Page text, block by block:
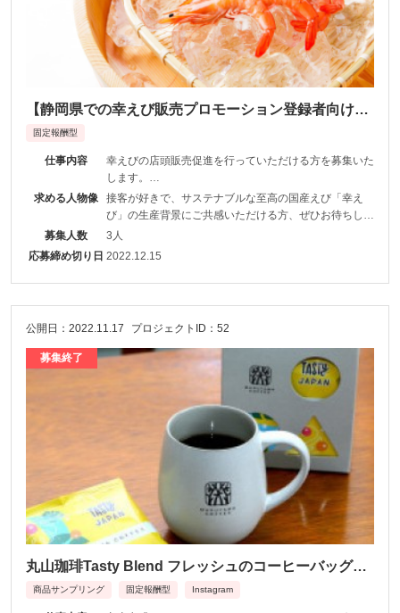
【静岡県での幸えび販売プロモーション登録者向け】
静岡県磐田市店頭販売促進をしていただける方大募
集！
固定報酬型
仕事内容
幸えびの店頭販売促進を行っていただける方を募集いた
します。
​​​​​​​静岡県で、店頭販売プロモーションのお仕事です。
求める人物像
接客が好きで、サステナブルな至高の国産えび「幸え
び」の生産背景にご共感いただける方、ぜひお待ちして
おります。
募集人数
3人
応募締め切り日 2022.12.15
公開日：2022.11.17 プロジェクトID：52
募集終了
丸山珈琲Tasty Blend フレッシュのコーヒーバッグを
ホリデーシーズンあるいは年末年始のシーンの中で紹
商品サンプリング 固定報酬型 Instagram